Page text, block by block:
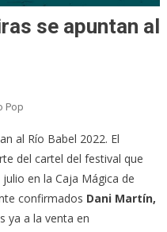
se apuntan al
Pop
al Río Babel 2022. El
del cartel del festival que
en la Caja Mágica de
confirmados Dani Martín,
ya a la venta en